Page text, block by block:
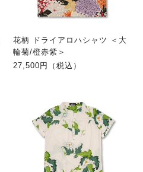
花柄 ドライアロハシャツ ＜大
輪菊/橙赤紫＞
27,500円（税込）